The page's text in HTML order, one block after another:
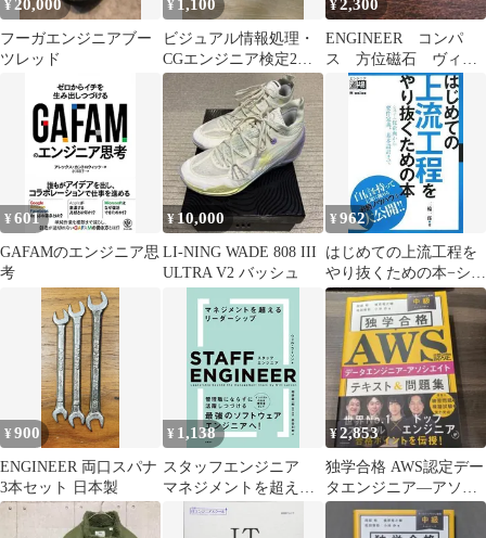
¥20,000
フーガエンジニアブー
ツレッド
¥ 1,100
ビジュアル情報処理・
CGエンジニア検定2級3
級 2冊セット
¥2,300
ENGINEER コンパ
ス 方位磁石 ヴィン
テージ レトロ
¥601
GAFAMのエンジニア思
考
¥10,000
LI-NING WADE 808 III
ULTRA V2 バッシュ
¥962
はじめての上流工程を
やり抜くための本−シス
テム化企画から要件定
義、基本設計まで (エ
ンジニア道場)
¥900
ENGINEER 両口スパナ
3本セット 日本製
¥ 1,138
スタッフエンジニア
マネジメントを超える
リーダーシップ
¥2,853
独学合格 AWS認定デー
タエンジニア―アソシ
エイト テキスト&問題